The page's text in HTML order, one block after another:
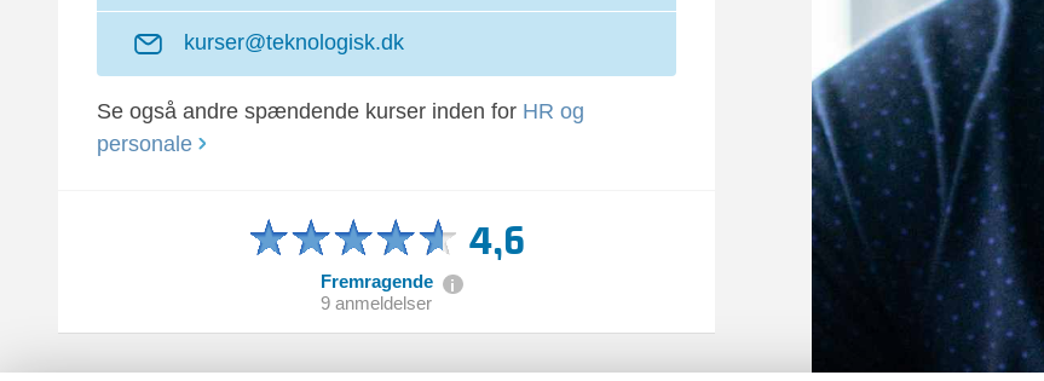
kurser@teknologisk.dk
Se også andre spændende kurser inden for HR og
personale
4,6
Fremragende
9 anmeldelser